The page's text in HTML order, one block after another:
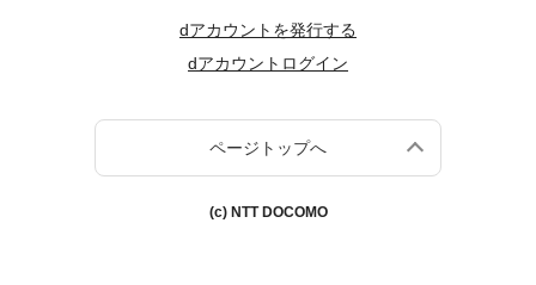
dアカウントを発行する
dアカウントログイン
ページトップへ
(c) NTT DOCOMO